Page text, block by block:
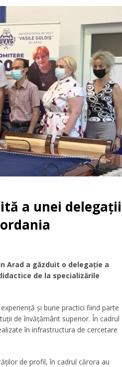
a unei delegații
Arad a găzduit o delegație a
de la specializările
și bune practici fiind parte
de învățământ superior. În cadrul
în infrastructura de cercetare
de profil, în cadrul cărora au